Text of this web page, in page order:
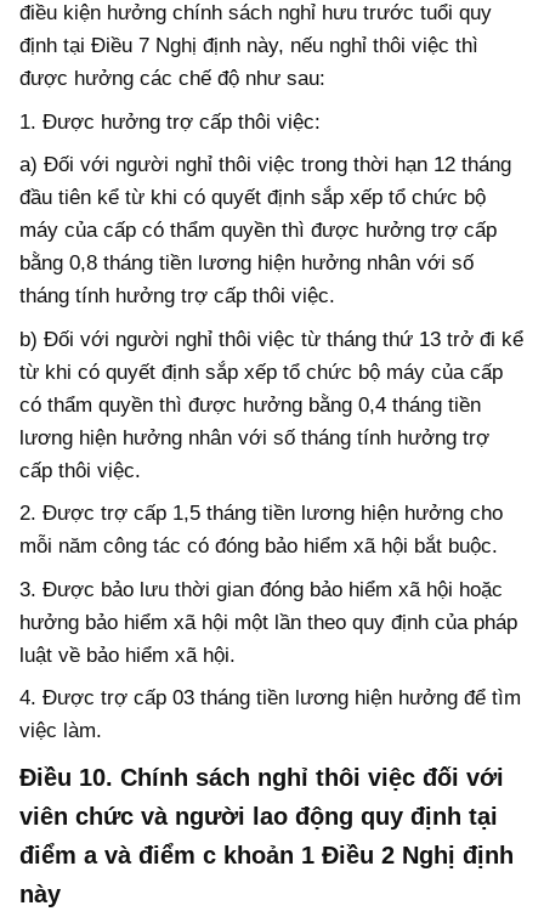
điều kiện hưởng chính sách nghỉ hưu trước tuổi quy
định tại Điều 7 Nghị định này, nếu nghỉ thôi việc thì
được hưởng các chế độ như sau:
1. Được hưởng trợ cấp thôi việc:
a) Đối với người nghỉ thôi việc trong thời hạn 12 tháng
đầu tiên kể từ khi có quyết định sắp xếp tổ chức bộ
máy của cấp có thẩm quyền thì được hưởng trợ cấp
bằng 0,8 tháng tiền lương hiện hưởng nhân với số
tháng tính hưởng trợ cấp thôi việc.
b) Đối với người nghỉ thôi việc từ tháng thứ 13 trở đi kể
từ khi có quyết định sắp xếp tổ chức bộ máy của cấp
có thẩm quyền thì được hưởng bằng 0,4 tháng tiền
lương hiện hưởng nhân với số tháng tính hưởng trợ
cấp thôi việc.
2. Được trợ cấp 1,5 tháng tiền lương hiện hưởng cho
mỗi năm công tác có đóng bảo hiểm xã hội bắt buộc.
3. Được bảo lưu thời gian đóng bảo hiểm xã hội hoặc
hưởng bảo hiểm xã hội một lần theo quy định của pháp
luật về bảo hiểm xã hội.
4. Được trợ cấp 03 tháng tiền lương hiện hưởng để tìm
việc làm.
Điều 10. Chính sách nghỉ thôi việc đối với
viên chức và người lao động quy định tại
điểm a và điểm c khoản 1 Điều 2 Nghị định
này